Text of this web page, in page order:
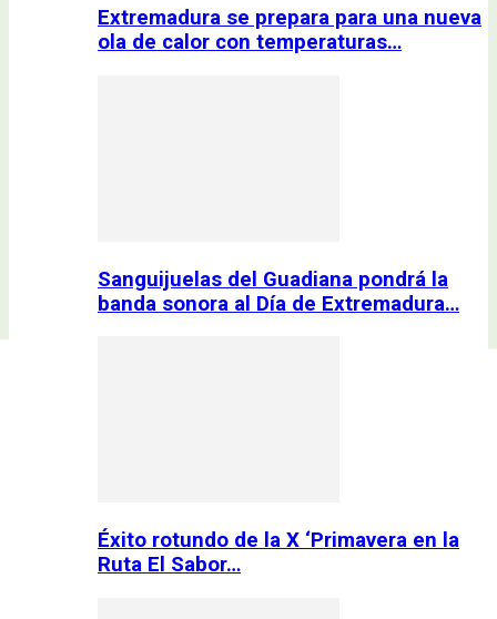
Extremadura se prepara para una nueva
ola de calor con temperaturas…
Sanguijuelas del Guadiana pondrá la
banda sonora al Día de Extremadura…
Éxito rotundo de la X ‘Primavera en la
Ruta El Sabor…